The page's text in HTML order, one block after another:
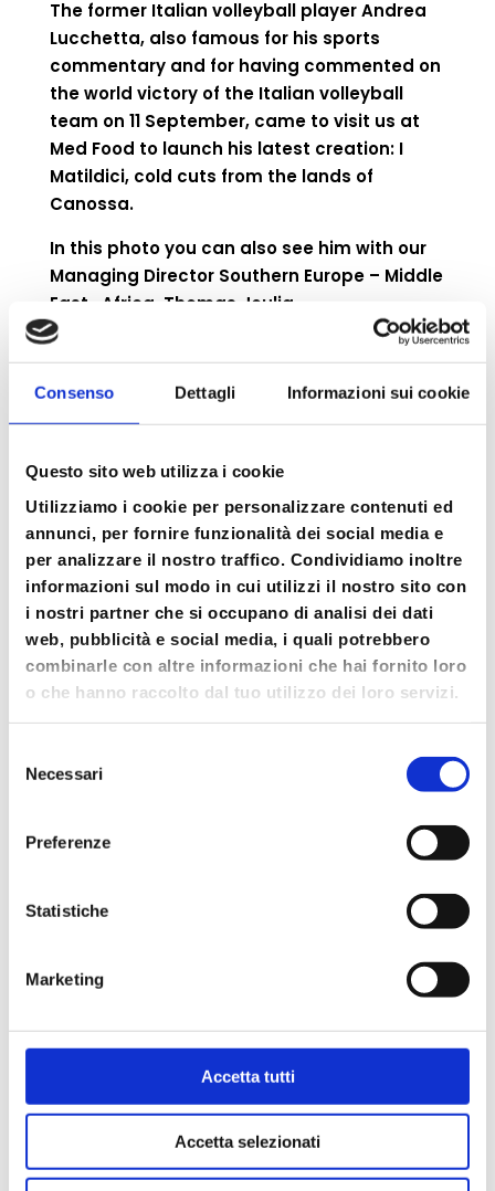
Consenso Dettagli Informazioni sui cookie
Questo sito web utilizza i cookie
Utilizziamo i cookie per personalizzare contenuti ed
annunci, per fornire funzionalità dei social media e
per analizzare il nostro traffico. Condividiamo inoltre
informazioni sul modo in cui utilizzi il nostro sito con
i nostri partner che si occupano di analisi dei dati
web, pubblicità e social media, i quali potrebbero
combinarle con altre informazioni che hai fornito loro
o che hanno raccolto dal tuo utilizzo dei loro servizi.
delNecessari
Preferenze
Statistiche
Marketing
Accetta tutti
Accetta selezionati
The former Italian volleyball player Andrea
Lucchetta, also famous for his sports
commentary and for having commented on
the world victory of the Italian volleyball
team on 11 September, came to visit us at
Med Food to launch his latest creation: I
Matildici, cold cuts from the lands of
Canossa.
In this photo you can also see him with our
Managing Director Southern Europe – Middle
East- Africa, Thomas Joulia.
Lucchetta has chosen the creativity and
product, Italian excellence in the food
sector.
And we can only thank him, … “
for you, go easy!”
… I forgot … Andrea is also famous for his
height: almost 2 meters of sympathy!
Search
Search
Ryder Cup 2023: Med Food e Petit Forestier
internazionale di golf
continues with you.
Med Food and Petit Forestier together at
DRESS YOUR CARDBOARD COOKER UP
Commenti recenti
No comments to show.